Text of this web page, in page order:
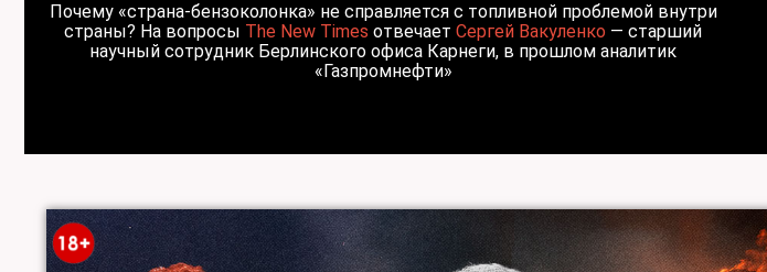
Почему «страна-бензоколонка» не справляется с топливной проблемой внутри
страны? На вопросы The New Times отвечает Сергей Вакуленко — старший
научный сотрудник Берлинского офиса Карнеги, в прошлом аналитик
«Газпромнефти»